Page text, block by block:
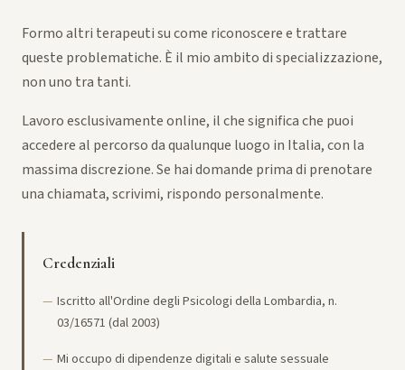
Formo altri terapeuti su come riconoscere e trattare
queste problematiche. È il mio ambito di specializzazione,
non uno tra tanti.
Lavoro esclusivamente online, il che significa che puoi
accedere al percorso da qualunque luogo in Italia, con la
massima discrezione. Se hai domande prima di prenotare
una chiamata, scrivimi, rispondo personalmente.
Credenziali
Iscritto all'Ordine degli Psicologi della Lombardia, n.
03/16571 (dal 2003)
Mi occupo di dipendenze digitali e salute sessuale